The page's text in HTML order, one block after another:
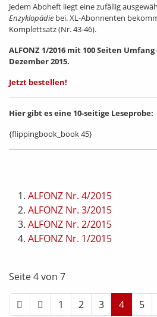
Jedem Aboheft liegt eine zufällig
Enzyklopädie bei. XL-Abonnenten
Komplettsatz (Nr. 43-46).
ALFONZ 1/2016 mit 100 Seiten
Dezember 2015.
Jetzt bestellen!
Hier gibt es eine 10-seitige Leseprobe:
{flippingbook_book 45}
ALFONZ Nr. 4/2015
ALFONZ Nr. 3/2015
ALFONZ Nr. 2/2015
ALFONZ Nr. 1/2015
Seite 4 von 7
1 2 3 4 5